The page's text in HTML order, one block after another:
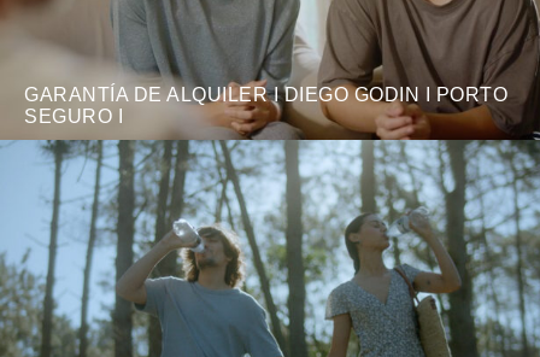
GARANTÍA DE ALQUILER I DIEGO GODIN I PORTO
SEGURO I